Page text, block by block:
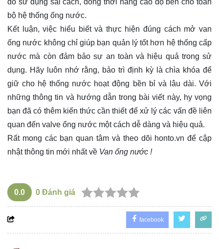
do sử dụng sai cách, đồng thời nâng cao độ bền cho toàn
bộ hệ thống ống nước.
Kết luận, việc hiểu biết và thực hiện đúng cách mở van
ống nước không chỉ giúp bạn quản lý tốt hơn hệ thống cấp
nước mà còn đảm bảo sự an toàn và hiệu quả trong sử
dụng. Hãy luôn nhớ rằng, bảo trì định kỳ là chìa khóa để
giữ cho hệ thống nước hoạt động bền bỉ và lâu dài. Với
những thông tin và hướng dẫn trong bài viết này, hy vọng
bạn đã có thêm kiến thức cần thiết để xử lý các vấn đề liên
quan đến valve ống nước một cách dễ dàng và hiệu quả.
Rất mong các bạn quan tâm và theo dõi honto.vn để cập
nhật thông tin mới nhất về Van ống nước !
0.0 0 Đánh giá
facebook